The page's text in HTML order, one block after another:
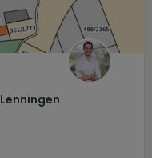
Lenningen